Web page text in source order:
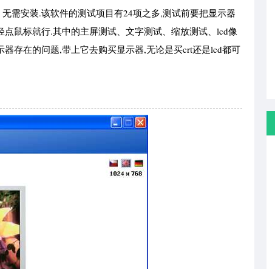
需安装.该软件的测试项目有24项之多,测试前要把显示器
鼠标就行.其中的主屏测试、文字测试、缩放测试、lcd像
存在的问题,带上它去购买显示器,无论是买crt还是lcd都可